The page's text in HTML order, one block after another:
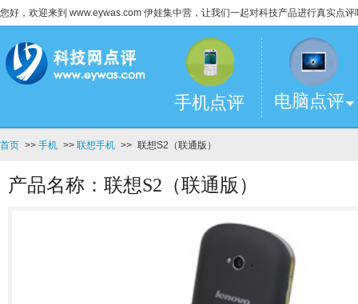
您好，欢迎来到 www.eywas.com 伊娃集中营，让我们一起对科技产品进行真实点评
手机点评 电脑点评
首页 >> 手机 >> 联想手机 >> 联想S2（联通版）
产品名称：联想S2（联通版）